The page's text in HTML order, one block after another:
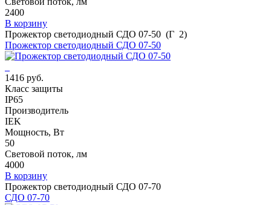
2400
В корзину
Прожектор светодиодный СДО 07-50 (Г 2)
Прожектор светодиодный СДО 07-50
1416 руб.
Класс защиты
IP65
Производитель
IEK
Мощность, Вт
50
Световой поток, лм
4000
В корзину
Прожектор светодиодный СДО 07-70
СДО 07-70